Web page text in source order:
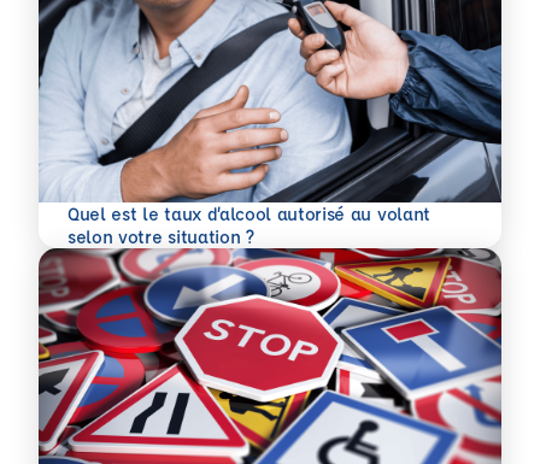
Quel est le taux d’alcool autorisé au volant
selon votre situation ?
En savoir plus